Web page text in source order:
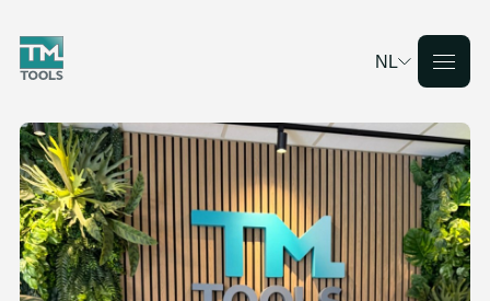
NL
Deutsch
English
Français
Nederlands